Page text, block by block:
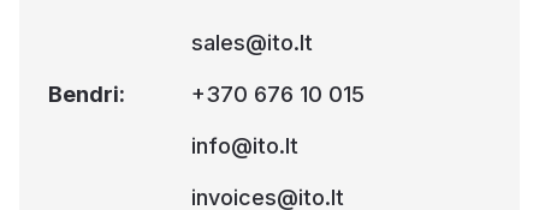
sales@ito.lt
Bendri: +370 676 10 015
info@ito.lt
invoices@ito.lt